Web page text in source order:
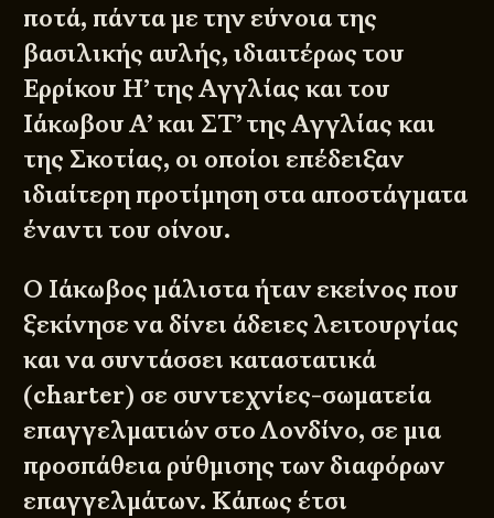
ποτά, πάντα με την εύνοια της
βασιλικής αυλής, ιδιαιτέρως του
Ερρίκου Η’ της Αγγλίας και του
Ιάκωβου Α’ και ΣΤ’ της Αγγλίας και
της Σκοτίας, οι οποίοι επέδειξαν
ιδιαίτερη προτίμηση στα αποστάγματα
έναντι του οίνου.
Ο Ιάκωβος μάλιστα ήταν εκείνος που
ξεκίνησε να δίνει άδειες λειτουργίας
και να συντάσσει καταστατικά
(charter) σε συντεχνίες-σωματεία
επαγγελματιών στο Λονδίνο, σε μια
προσπάθεια ρύθμισης των διαφόρων
επαγγελμάτων. Κάπως έτσι